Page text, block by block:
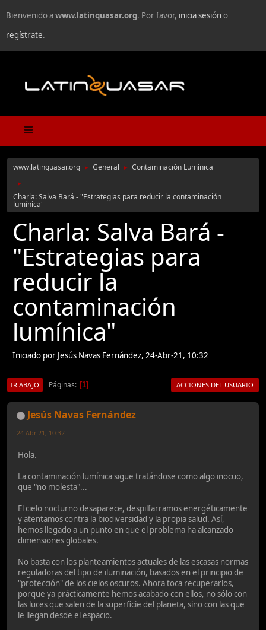
Bienvenido awww.latinquasar.org. Por favor, inicia sesióno
regístrate.
www.latinquasar.org ► General ► Contaminación Lumínica
►
Charla: Salva Bará - "Estrategias para reducir la contaminación
lumínica"
Charla: Salva Bará -
"Estrategias para
reducir la
contaminación
lumínica"
Iniciado por Jesús Navas Fernández, 24-Abr-21, 10:32
IR ABAJO Páginas 1 ACCIONES DEL USUARIO
Jesús Navas Fernández
24-Abr-21, 10:32
Hola.
La contaminación lumínica sigue tratándose como algo inocuo,
que "no molesta"...
El cielo nocturno desaparece, despilfarramos energéticamente
y atentamos contra la biodiversidad y la propia salud. Así,
hemos llegado a un punto en que el problema ha alcanzado
dimensiones globales.
No basta con los planteamientos actuales de las escasas normas
reguladoras del tipo de iluminación, basados en el principio de
"protección" de los cielos oscuros. Ahora toca recuperarlos,
porque ya prácticamente hemos acabado con ellos, no sólo con
las luces que salen de la superficie del planeta, sino con las que
le llegan desde el espacio.